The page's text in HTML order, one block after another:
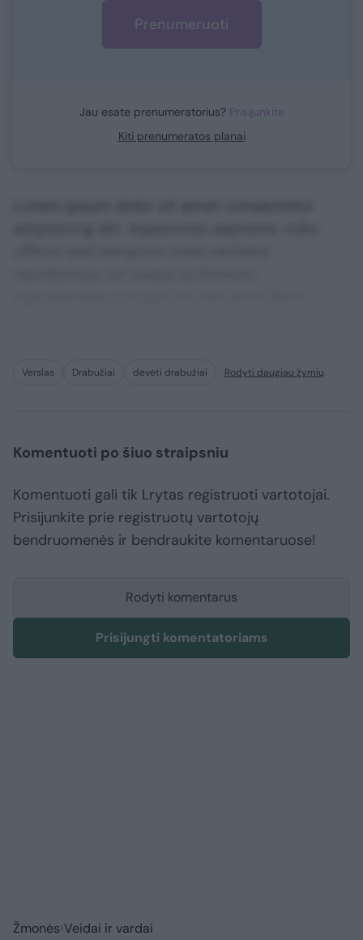
Prenumeruoti
Jau esate prenumeratorius? Prisijunkite
Kiti prenumeratos planai
Verslas Drabužiai dėvėti drabužiai Rodyti daugiau žymių
Komentuoti po šiuo straipsniu
Komentuoti gali tik Lrytas registruoti vartotojai.
Prisijunkite prie registruotų vartotojų
bendruomenės ir bendraukite komentaruose!
Rodyti komentarus
Prisijungti komentatoriams
Žmonės Veidai ir vardai